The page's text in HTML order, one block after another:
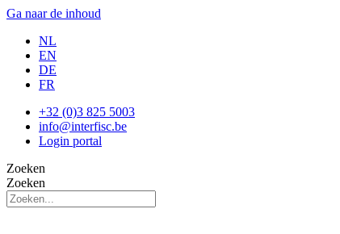
Ga naar de inhoud
NL
EN
DE
FR
+32 (0)3 825 5003
info@interfisc.be
Login portal
Zoeken
Zoeken